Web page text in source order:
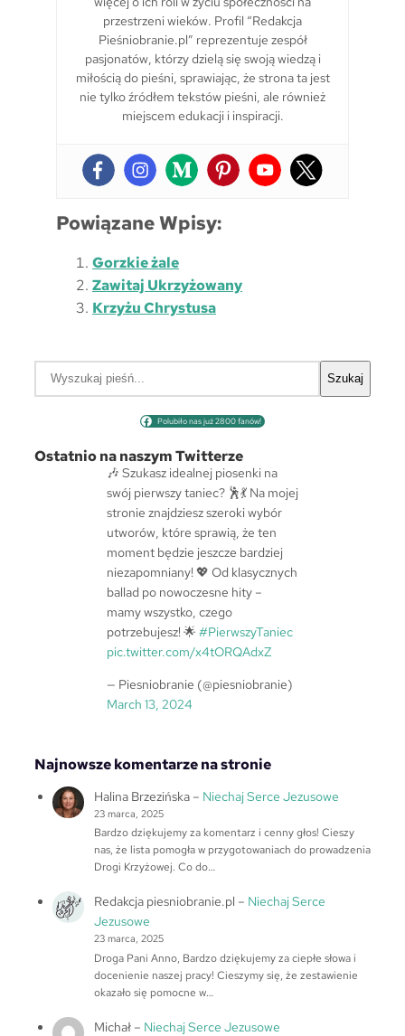
przestrzeni wieków. Profil “Redakcja
Pieśniobranie.pl” reprezentuje zespół
pasjonatów, którzy dzielą się swoją wiedzą i
miłością do pieśni, sprawiając, że strona ta jest
nie tylko źródłem tekstów pieśni, ale również
miejscem edukacji i inspiracji.
Powiązane Wpisy:
Gorzkie żale
Zawitaj Ukrzyżowany
Krzyżu Chrystusa
a
Szukaj
Polubiło nas już 2800 fanów!
Ostatnio na naszym Twitterze
🎶 Szukasz idealnej piosenki na
swój pierwszy taniec? 🕺💃 Na mojej
stronie znajdziesz szeroki wybór
utworów, które sprawią, że ten
moment będzie jeszcze bardziej
niezapomniany! 💖 Od klasycznych
ballad po nowoczesne hity –
mamy wszystko, czego
potrzebujesz! 🌟 #PierwszyTaniec
pic.twitter.com/x4tORQAdxZ
— Piesniobranie (@piesniobranie)
March 13, 2024
Najnowsze komentarze na stronie
Halina Brzezińska– Niechaj Serce Jezusowe
23 marca, 2025
Bardzo dziękujemy za komentarz i cenny głos! Cieszy
nas, że lista pomogła w przygotowaniach do prowadzenia
Drogi Krzyżowej. Co do…
Redakcja piesniobranie.pl – Niechaj Serce
Jezusowe
23 marca, 2025
Droga Pani Anno, Bardzo dziękujemy za ciepłe słowa i
docenienie naszej pracy! Cieszymy się, że zestawienie
okazało się pomocne w…
Michał– Niechaj Serce Jezusowe